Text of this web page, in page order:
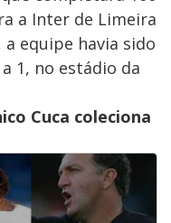
a Inter de Limeira
a equipe havia sido
1, no estádio da
Cuca coleciona